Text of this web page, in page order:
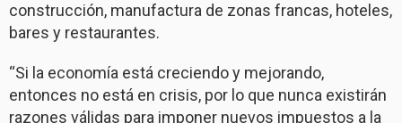
construcción, manufactura de zonas francas, hoteles,
bares y restaurantes.
“Si la economía está creciendo y mejorando,
entonces no está en crisis, por lo que nunca existirán
razones válidas para imponer nuevos impuestos a la